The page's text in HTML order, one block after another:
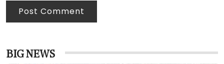
Post Comment
BIG NEWS